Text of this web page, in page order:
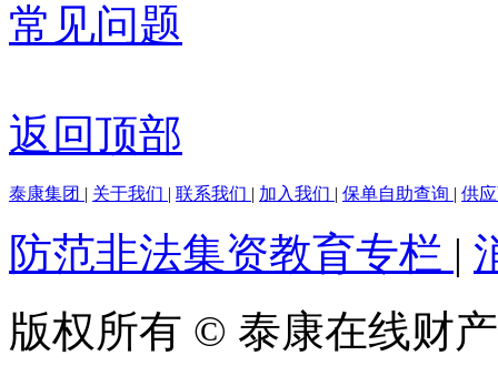
常见问题
返回顶部
泰康集团 | 关于我们 | 联系我们 | 加入我们 | 保单自助查询 | 供
防范非法集资教育专栏 |
版权所有 © 泰康在线财